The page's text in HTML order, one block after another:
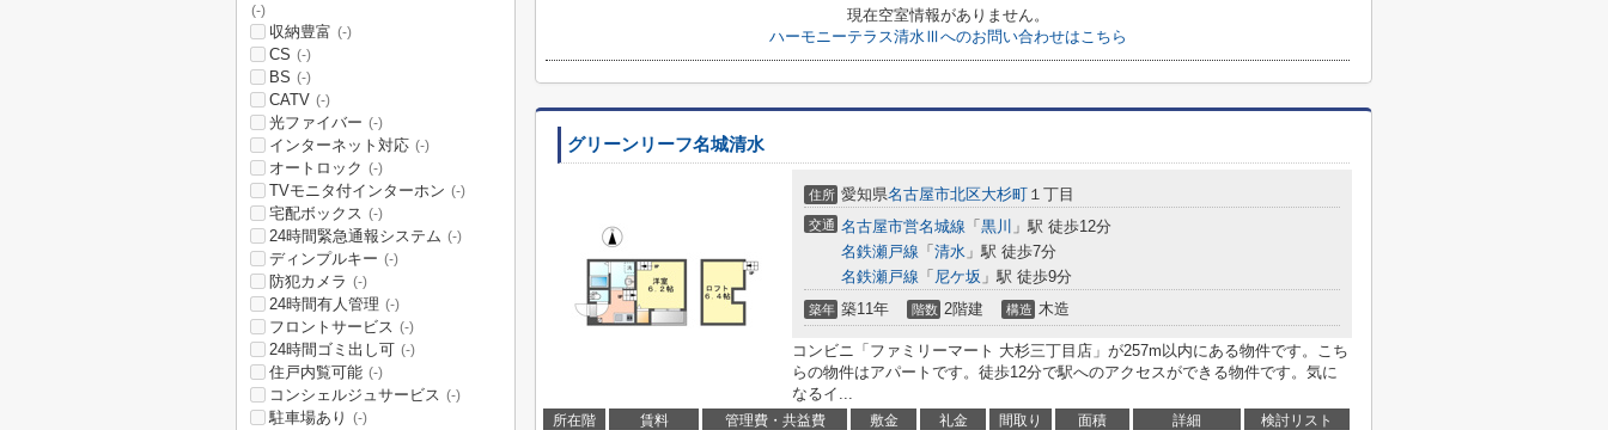
現在空室情報がありません。
ハーモニーテラス清水Ⅲへのお問い合わせはこちら
グリーンリーフ名城清水
住所 愛知県名古屋市北区大杉町 １丁目
交通 名古屋市営名城線 「 黒川 」駅 徒歩12分
名鉄瀬戸線 「 清水 」駅 徒歩7分
名鉄瀬戸線 「 尼ケ坂 」駅 徒歩9分
築年 築11年 階数 2階建 構造 木造
コンビニ「ファミリーマート 大杉三丁目店」が257m以内にある物件です。こち
らの物件はアパートです。徒歩12分で駅へのアクセスができる物件です。気に
なるイ...
所在階 賃料 管理費・共益費 敷金 礼金 間取り 面積 詳細
検討リスト
(-)
収納豊富 (-)
CS (-)
BS (-)
CATV (-)
光ファイバー (-)
インターネット対応 (-)
オートロック (-)
TVモニタ付インターホン (-)
宅配ボックス (-)
24時間緊急通報システム (-)
ディンプルキー (-)
防犯カメラ (-)
24時間有人管理 (-)
フロントサービス (-)
24時間ゴミ出し可 (-)
住戸内覧可能 (-)
コンシェルジュサービス (-)
駐車場あり (-)